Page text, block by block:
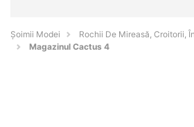
Șoimii Modei
Rochii De Mireasă, Croitorii,
Magazinul Cactus 4